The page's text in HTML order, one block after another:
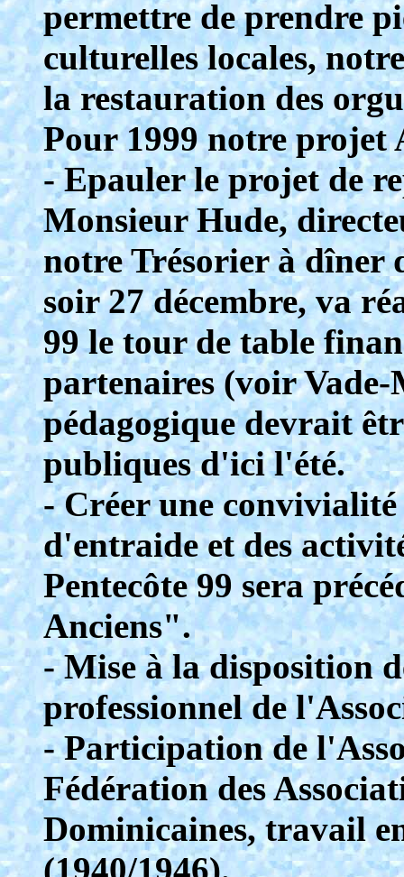
permettre de prendre
culturelles locales,
la restauration des
Pour 1999 notre projet
- Epauler le projet de
Monsieur Hude,
notre Trésorier à dîner
soir 27 décembre, va
99 le tour de table
partenaires (voir
pédagogique devrait
publiques d'ici l'été.
- Créer une
d'entraide et des
Pentecôte 99 sera
Anciens".
- Mise à la disposition
professionnel de
- Participation de
Fédération des
Dominicaines, travail